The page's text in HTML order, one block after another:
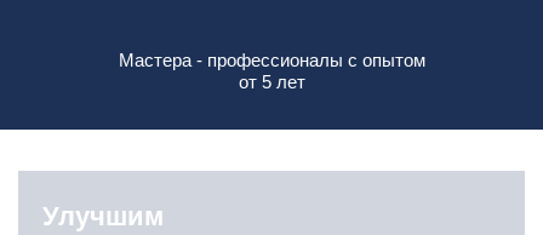
Мастера - профессионалы с опытом
от 5 лет
Улучшим